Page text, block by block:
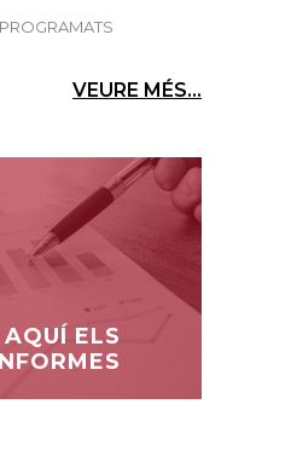
VEURE MÉS...
ELS